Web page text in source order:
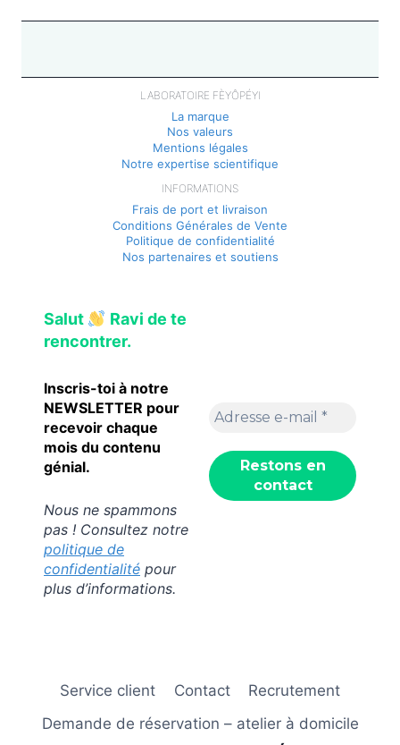
LABORATOIRE FÈYÔPÉYI
La marque
Nos valeurs
Mentions légales
Notre expertise scientifique
INFORMATIONS
Frais de port et livraison
Conditions Générales de Vente
Politique de confidentialité
Nos partenaires et soutiens
Salut
Ravi de te
rencontrer.
Inscris-toi à notre
NEWSLETTER pour
recevoir chaque
mois du contenu
génial.
Nous ne spammons
pas ! Consultez notre
politique de
confidentialité pour
plus d’informations.
Service client Contact
Recrutement
Demande de réservation – atelier à domicile